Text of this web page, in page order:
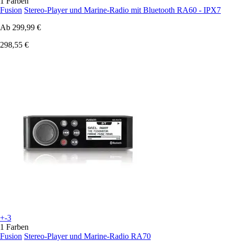
Fusion Stereo-Player und Marine-Radio mit Bluetooth RA60 - IPX7
Ab 299,99 €
298,55 €
+-3
1 Farben
Fusion Stereo-Player und Marine-Radio RA70